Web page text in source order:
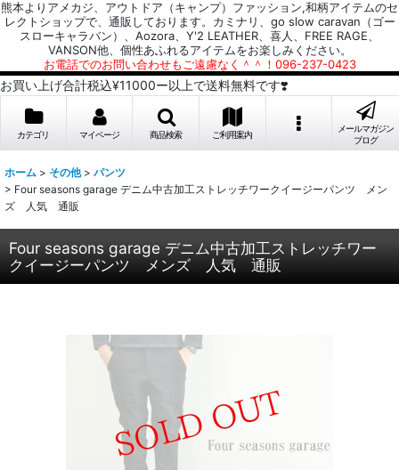
熊本よりアメカジ、アウトドア（キャンプ）ファッション,和柄アイテムのセ
レクトショップで、通販しております。カミナリ、go slow caravan（ゴー
スローキャラバン）、Aozora、Y'2 LEATHER、喜人、FREE RAGE、
VANSON他、個性あふれるアイテムをお楽しみください。
お電話でのお問い合わせもご遠慮なく＾＾！096-237-0423
お買い上げ合計税込¥11000ー以上で送料無料です❣️
カテゴリ マイページ 商品検索 ご利用案内
メールマガジン
ブログ
ホーム > その他 > パンツ
> Four seasons garage デニム中古加工ストレッチワークイージーパンツ メン
ズ 人気 通販
Four seasons garage デニム中古加工ストレッチワー
クイージーパンツ メンズ 人気 通販